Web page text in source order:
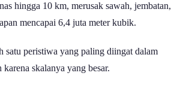
hingga 10 km, merusak sawah, jembatan,
mencapai 6,4 juta meter kubik.
satu peristiwa yang paling diingat dalam
karena skalanya yang besar.